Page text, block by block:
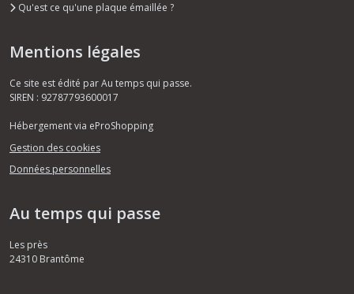
Qu'est ce qu'une plaque émaillée ?
Mentions légales
Ce site est édité par Au temps qui passe.
SIREN : 92787793600017
Hébergement via eProShopping
Gestion des cookies
Données personnelles
Au temps qui passe
Les près
24310 Brantôme